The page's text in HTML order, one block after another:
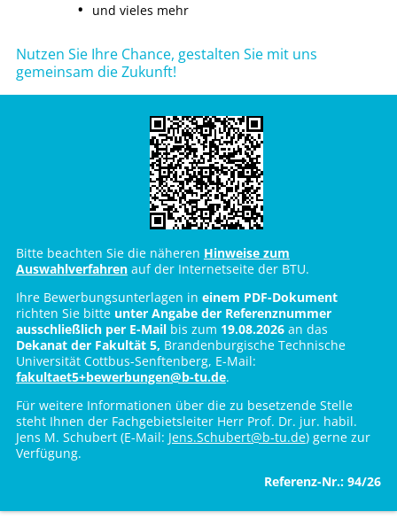
und vieles mehr
Nutzen Sie Ihre Chance, gestalten Sie mit uns
gemeinsam die Zukunft!
Bitte beachten Sie die näheren Hinweise zum
Auswahlverfahrenauf der Internetseite der BTU.
Ihre Bewerbungsunterlagen in einem PDF-Dokument
richten Sie bitte unter Angabe der Referenznummer
ausschließlich per E-Mailbis zum 19.08.2026an das
Dekanat der Fakultät 5, Brandenburgische Technische
Universität Cottbus-Senftenberg, E-Mail:
fakultaet5+bewerbungen@b-tu.de.
Für weitere Informationen über die zu besetzende Stelle
steht Ihnen der Fachgebietsleiter Herr Prof. Dr. jur. habil.
Jens M. Schubert (E-Mail: Jens.Schubert@b-tu.de) gerne zur
Verfügung.
Referenz-Nr.:94/26